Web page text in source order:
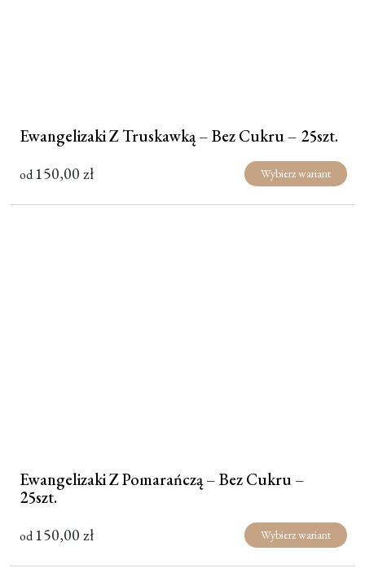
Ewangelizaki Z Truskawką – Bez Cukru – 25szt.
od150,00zł Wybierz wariant
Ewangelizaki Z Pomarańczą – Bez Cukru –
25szt.
od150,00zł Wybierz wariant